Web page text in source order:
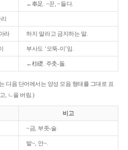
←奉足. ~꾼, ~들다.
라 하지 말라고 금지하는 말.
부사도 ‘오뚝-이’임.
←柱礎. 주춧-돌.
다음 단어에서는 양성 모음 형태를 그대로 표
, ㄴ을 버림.)
비고
~금, 부좃-술.
밭~, 안~.